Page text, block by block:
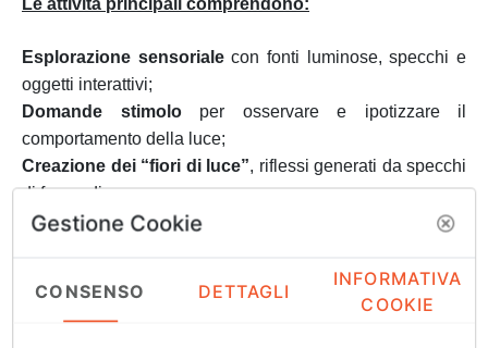
Le attività principali comprendono:
Esplorazione sensorialecon fonti luminose, specchi e
oggetti interattivi;
Domande stimolo per osservare e ipotizzare il
comportamento della luce;
Creazione dei “fiori di luce”, riflessi generati da specchi
di forme diverse;
Costruzioni luminose
con materiali di riciclo, per
, trasformando il buio in occasione
di gioco e scoperta.
Gestione Cookie
CONSENSO DETTAGLI
INFORMATIVA
COOKIE